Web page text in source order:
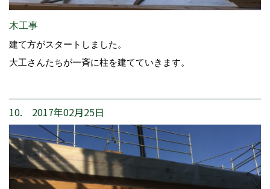
木工事
建て方がスタートしました。
大工さんたちが一斉に柱を建てていきます。
10. 2017年02月25日